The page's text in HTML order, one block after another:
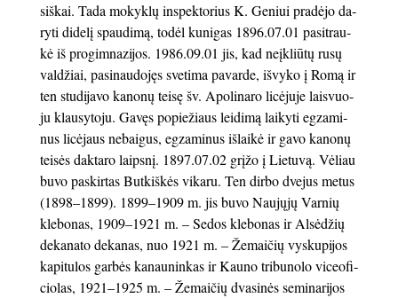
siš­kai. Ta­da mo­kyk­lų ins­pek­to­rius K. Ge­niui pra­dė­jo da­
ry­ti di­de­lį spau­di­mą, to­dėl ku­ni­gas 1896.07.01 pa­si­trau­
kė iš pro­gim­na­zi­jos. 1986.09.01 jis, kad ne­įkliū­tų ru­sų
val­džiai, pa­si­nau­do­jęs sve­ti­ma pa­var­de, iš­vy­ko į Ro­mą ir
ten stu­di­ja­vo ka­no­nų tei­sę šv. Apo­li­na­ro li­cė­ju­je lais­vuo­
ju klau­sy­to­ju. Ga­vęs po­pie­žiaus lei­di­mą lai­ky­ti eg­za­mi­
nus li­cė­jaus ne­bai­gus, eg­za­mi­nus iš­lai­kė ir ga­vo ka­no­nų
tei­sės dak­ta­ro laips­nį. 1897.07.02 grį­žo į Lie­tu­vą. Vėliau
bu­vo pa­skir­tas But­kiš­kės vi­ka­ru. Ten dir­bo dve­jus me­tus
(1898–1899). 1899–1909 m. jis bu­vo Nau­jų­jų Var­nių
kle­bo­nas, 1909–1921 m. – Se­dos kle­bo­nas ir Al­sė­džių
de­ka­na­to de­ka­nas, nuo 1921 m. – Že­mai­čių vys­ku­pi­jos
ka­pi­tu­los gar­bės ka­nau­nin­kas ir Kau­no tri­bu­no­lo vi­ce­ofi­
cio­las, 1921–1925 m. – Že­mai­čių dva­si­nės se­mi­na­ri­jos